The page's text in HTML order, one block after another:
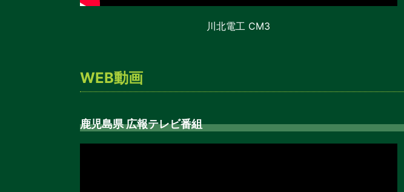
川北電工 CM3
WEB動画
鹿児島県 広報テレビ番組